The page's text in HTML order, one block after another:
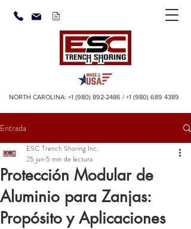
NORTH CAROLINA: +1 (980) 892-2486 / +1 (980) 689 4389
Entrada
Protección Modular de
Aluminio para Zanjas:
Propósito y Aplicaciones
ESC Trench Shoring Inc.
25 jun 5 min de lectura